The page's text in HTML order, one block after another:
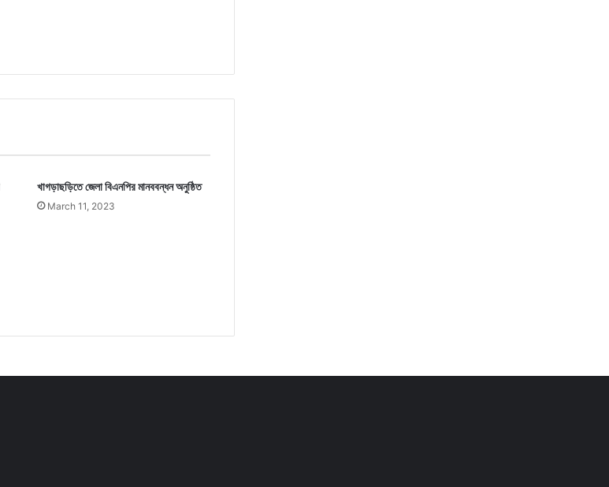
খাগড়াছড়িতে জেলা বিএনপির মানববন্ধন অনুষ্ঠিত
March 11, 2023